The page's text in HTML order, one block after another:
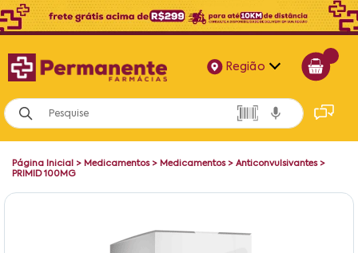
Região
Alagoas
Bahia
Página Inicial > Medicamentos> Medicamentos> Anticonvulsivantes>
PRIMID 100MG